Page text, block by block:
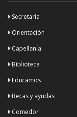
Secretaría
Orientación
Capellanía
Biblioteca
Educamos
Becas y ayudas
Comedor